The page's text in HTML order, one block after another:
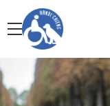
menu